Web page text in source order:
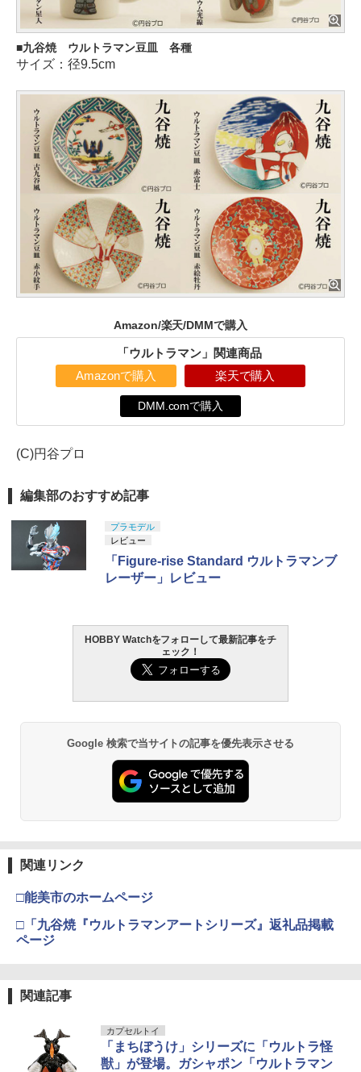
九谷焼 ウルトラマン豆皿 各種
サイズ：径9.5cm
Amazon/楽天/DMMで購入
「ウルトラマン」関連商品
Amazonで購入 楽天で購入
DMM.comで購入
(C)円谷プロ
編集部のおすすめ記事
プラモデル
レビュー
「Figure-rise Standard ウルトラマンブ
レーザー」レビュー
HOBBY Watchをフォローして最新記事をチ
ェック！
Google 検索で当サイトの記事を優先表示させる
関連リンク
□能美市のホームページ
□「九谷焼『ウルトラマンアートシリーズ』返礼品掲載
ページ
関連記事
カプセルトイ
「まちぼうけ」シリーズに「ウルトラ怪
獣」が登場。ガシャポン「ウルトラマン